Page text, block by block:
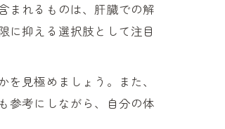
まれるものは、肝臓での解
に抑える選択肢として注目
見極めましょう。また、
参考にしながら、自分の体